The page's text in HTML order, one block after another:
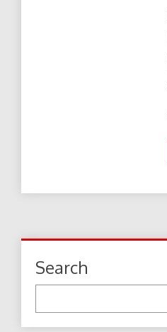
Search